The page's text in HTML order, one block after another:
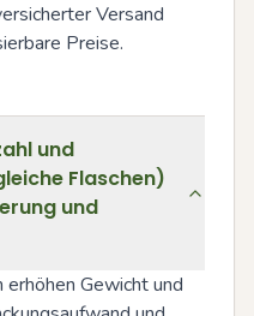
Versand
Preise.
und
Flaschen)
und
Gewicht und